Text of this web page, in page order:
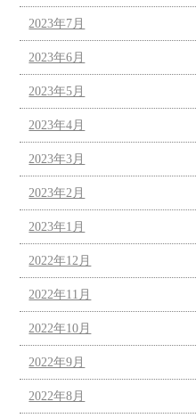
2023年7月
2023年6月
2023年5月
2023年4月
2023年3月
2023年2月
2023年1月
2022年12月
2022年11月
2022年10月
2022年9月
2022年8月